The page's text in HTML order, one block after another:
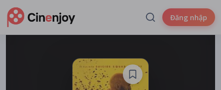
Đăng nhập